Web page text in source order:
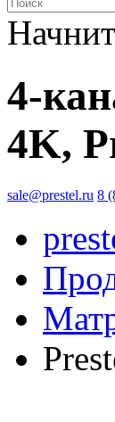
4-
4K,
sale@prestel.ru 8